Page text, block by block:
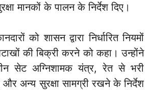
मानकों के पालन के निर्देश दिए।
को शासन द्वारा निर्धारित नियमों
की बिक्री करने को कहा। उन्होंने
सेट अग्निशामक यंत्र, रेत से भरी
और अन्य सुरक्षा सामग्री रखने के निर्देश